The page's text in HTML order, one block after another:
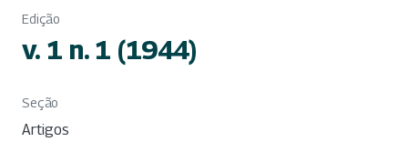
Edição
v. 1 n. 1 (1944)
Seção
Artigos